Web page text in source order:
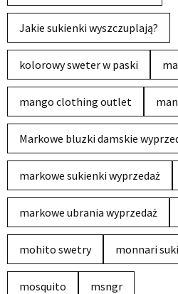
Jakie sukienki wyszczuplają?
kolorowy sweter w paski
mango clothing outlet
Markowe bluzki damskie
markowe sukienki wyprzedaż
markowe ubrania wyprzedaż
mohito swetry monnari
mosquito msngr